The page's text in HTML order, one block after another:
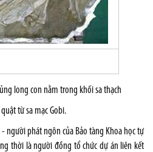
long con nằm trong khối sa thạch
từ sa mạc Gobi.
người phát ngôn của Bảo tàng Khoa học tự
thời là người đồng tổ chức dự án liên kết